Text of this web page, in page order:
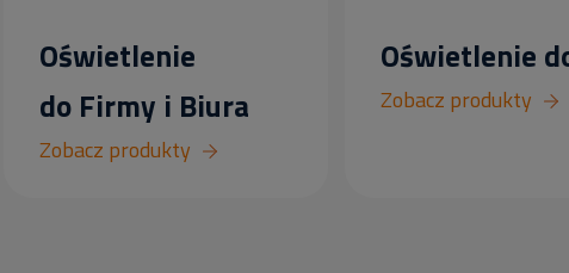
Oświetlenie
do Firmy i Biura
Zobacz produkty
Oświetlenie
Zobacz produkty